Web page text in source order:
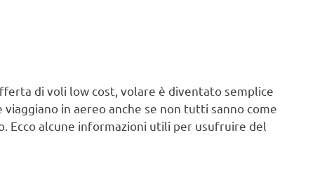
di voli low cost, volare è diventato semplice
in aereo anche se non tutti sanno come
Ecco alcune informazioni utili per usufruire del